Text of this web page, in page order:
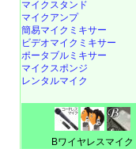
マイクスタンド
マイクアンプ
簡易マイクミキサー
ビデオマイクミキサー
ポータブルミキサー
マイクスポンジ
レンタルマイク
Bワイヤレスマイク